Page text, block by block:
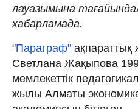
лауазымына
хабарламада.
"Параграф" ақпараттық
Светлана Жақыпова
мемлекеттік
жылы Алматы